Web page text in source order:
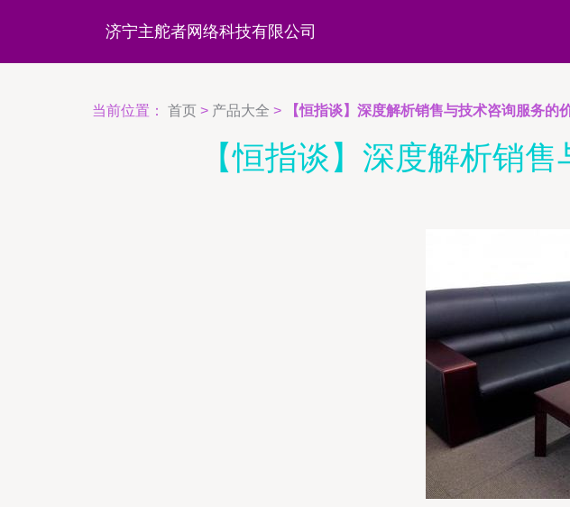
济宁主舵者网络科技有限公司
当前位置： 首页 > 产品大全 > 【恒指谈】深度解析销售与技术咨询服务的
【恒指谈】深度解析销